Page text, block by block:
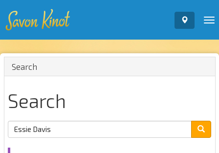
Search
Search